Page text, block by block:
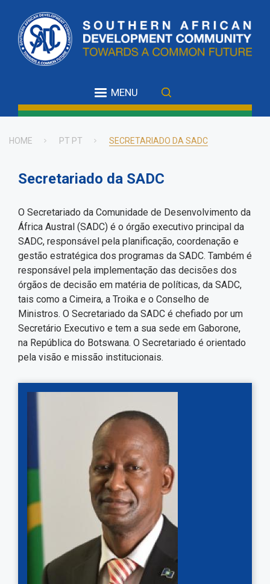
main
content
MENU
HOME PT PT SECRETARIADO DA SADC
Secretariado da SADC
O Secretariado da Comunidade de Desenvolvimento da
África Austral (SADC) é o órgão executivo principal da
SADC, responsável pela planificação, coordenação e
gestão estratégica dos programas da SADC. Também é
responsável pela implementação das decisões dos
órgãos de decisão em matéria de políticas, da SADC,
tais como a Cimeira, a Troika e o Conselho de
Ministros. O Secretariado da SADC é chefiado por um
Secretário Executivo e tem a sua sede em Gaborone,
na República do Botswana. O Secretariado é orientado
pela visão e missão institucionais.